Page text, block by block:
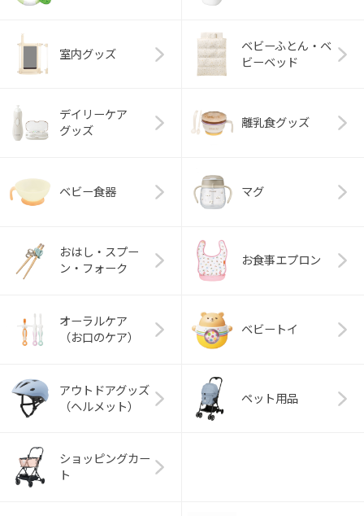
室内グッズ
ベビーふとん・ベ
ビーベッド
デイリーケア
グッズ
離乳食グッズ
ベビー食器 マグ
おはし・スプー
ン・フォーク
お食事エプロン
オーラルケア
（お口のケア）
ベビートイ
アウトドアグッズ
（ヘルメット）
ペット用品
ショッピングカー
ト